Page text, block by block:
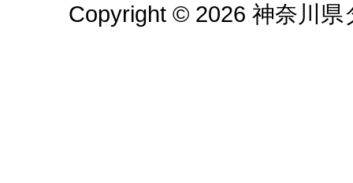
Copyright © 2026 神奈川